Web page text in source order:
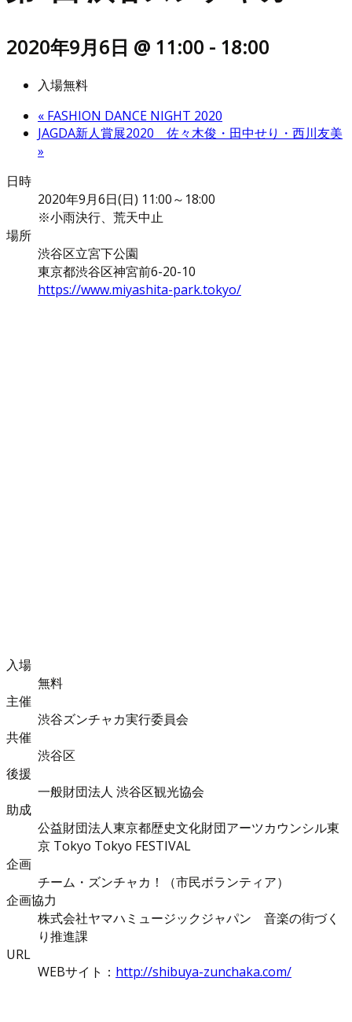
2020年9月6日 @ 11:00 - 18:00
入場無料
« FASHION DANCE NIGHT 2020
JAGDA新人賞展2020 佐々木俊・田中せり・西川友美
»
日時
2020年9月6日(日) 11:00～18:00
※小雨決行、荒天中止
場所
渋谷区立宮下公園
東京都渋谷区神宮前6-20-10
https://www.miyashita-park.tokyo/
入場
無料
主催
渋谷ズンチャカ実行委員会
共催
渋谷区
後援
一般財団法人 渋谷区観光協会
助成
公益財団法人東京都歴史文化財団アーツカウンシル東
京 Tokyo Tokyo FESTIVAL
企画
チーム・ズンチャカ！（市民ボランティア）
企画協力
株式会社ヤマハミュージックジャパン 音楽の街づく
り推進課
URL
WEBサイト： http://shibuya-zunchaka.com/